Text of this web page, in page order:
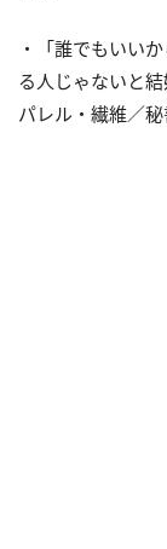
・「誰でもいい
る人じゃないと
パレル・繊維／秘